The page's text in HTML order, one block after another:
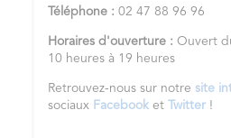
Téléphone : 02 47 88 96 96
Horaires d'ouverture : Ouvert
10 heures à 19 heures
Retrouvez-nous sur notre site
sociaux Facebook et Twitter !